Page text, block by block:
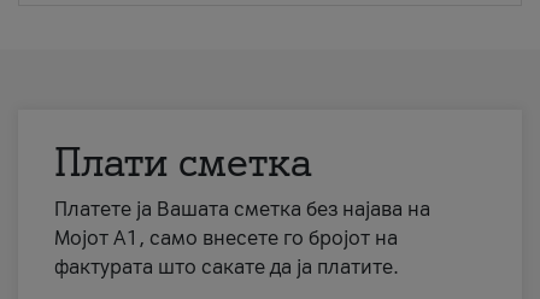
Плати сметка
Платете ја Вашата сметка без најава на
Мојот А1, само внесете го бројот на
фактурата што сакате да ја платите.